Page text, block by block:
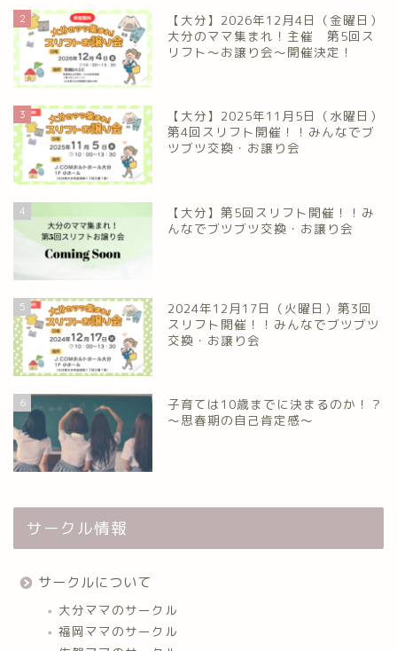
2
【大分】2026年12月4日（金曜日）
大分のママ集まれ！主催 第5回ス
リフト〜お譲り会〜開催決定！
3
【大分】2025年11月5日（水曜日）
第4回スリフト開催！！みんなでブ
ツブツ交換・お譲り会
4
【大分】第5回スリフト開催！！み
んなでブツブツ交換・お譲り会
5
2024年12月17日（火曜日）第3回
スリフト開催！！みんなでブツブツ
交換・お譲り会
6
子育ては10歳までに決まるのか！？
～思春期の自己肯定感～
サークル情報
サークルについて
大分ママのサークル
福岡ママのサークル